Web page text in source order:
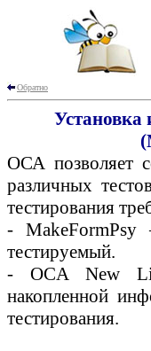
Обратно
Установка
ОСА позволяет
различных
тестирования
- MakeFormPsy
тестируемый.
- OCA New
накопленной
тестирования.